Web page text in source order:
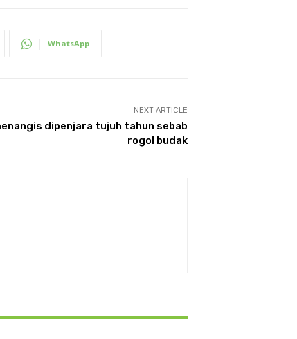
WhatsApp
NEXT ARTICLE
dipenjara tujuh tahun sebab
rogol budak